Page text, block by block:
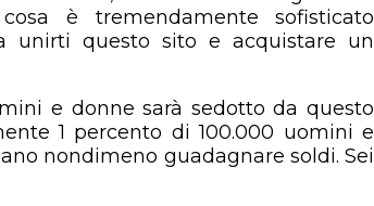
è tremendamente sofisticato
unirti questo sito e acquistare un
e donne sarà sedotto da questo
1 percento di 100.000 uomini e
nondimeno guadagnare soldi. Sei